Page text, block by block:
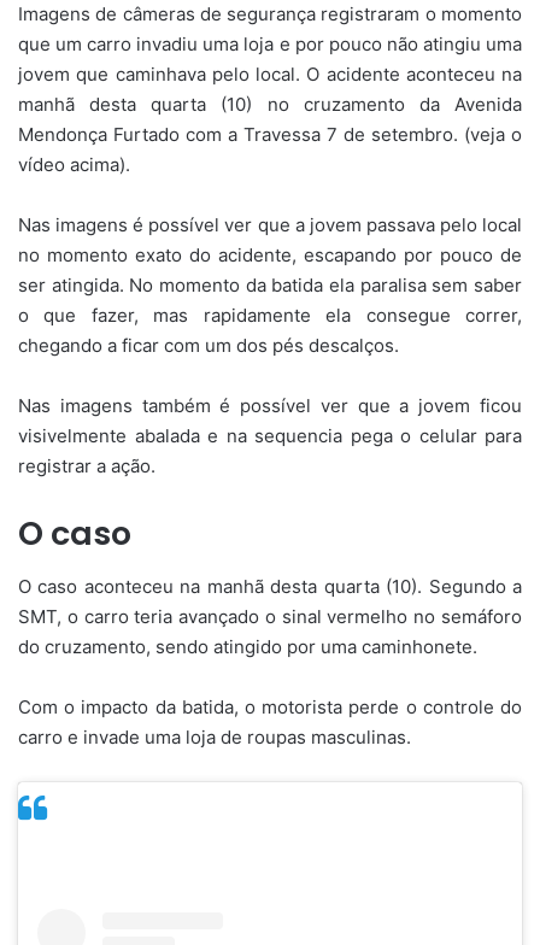
Imagens de câmeras de segurança registraram o momento
que um carro invadiu uma loja e por pouco não atingiu uma
jovem que caminhava pelo local. O acidente aconteceu na
manhã desta quarta (10) no cruzamento da Avenida
Mendonça Furtado com a Travessa 7 de setembro. (veja o
vídeo acima).
Nas imagens é possível ver que a jovem passava pelo local
no momento exato do acidente, escapando por pouco de
ser atingida. No momento da batida ela paralisa sem saber
o que fazer, mas rapidamente ela consegue correr,
chegando a ficar com um dos pés descalços.
Nas imagens também é possível ver que a jovem ficou
visivelmente abalada e na sequencia pega o celular para
registrar a ação.
O caso
O caso aconteceu na manhã desta quarta (10). Segundo a
SMT, o carro teria avançado o sinal vermelho no semáforo
do cruzamento, sendo atingido por uma caminhonete.
Com o impacto da batida, o motorista perde o controle do
carro e invade uma loja de roupas masculinas.